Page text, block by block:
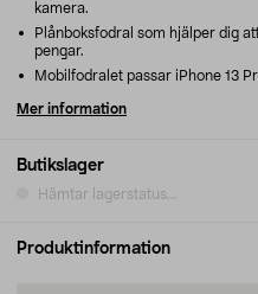
Butikslager
Hämtar lagerstatus...
kamera.
Plånboksfodral som hjälper dig
pengar.
Mobilfodralet passar iPhone 13
Mer information
Produktinformation